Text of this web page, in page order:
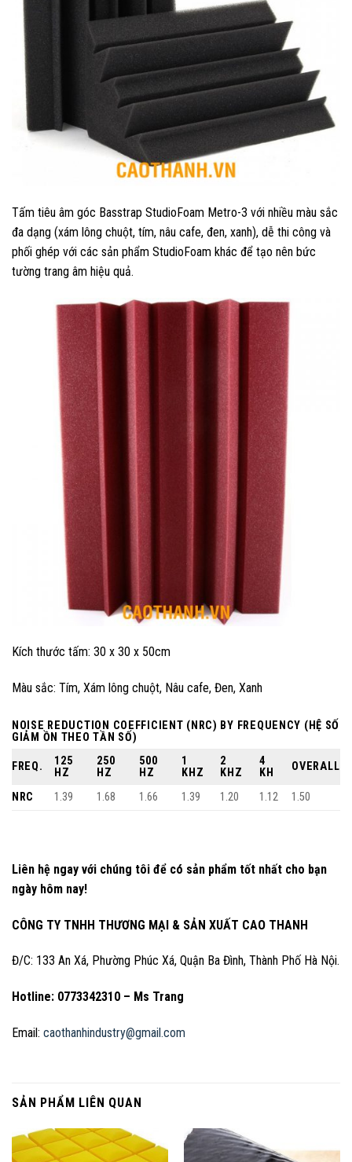
Tấm tiêu âm góc Basstrap StudioFoam Metro-3 với nhiều màu sắc
đa dạng (xám lông chuột, tím, nâu cafe, đen, xanh), dễ thi công và
phối ghép với các sản phẩm StudioFoam khác để tạo nên bức
tường trang âm hiệu quả.
Kích thước tấm: 30 x 30 x 50cm
Màu sắc: Tím, Xám lông chuột, Nâu cafe, Đen, Xanh
NOISE REDUCTION COEFFICIENT (NRC) BY FREQUENCY (HỆ SỐ
GIẢM ỒN THEO TẦN SỐ)
FREQ.
125
HZ
250
HZ
500
HZ
1
KHZ
2
KHZ
4
KH
OVERALL
NRC 1.39 1.68 1.66 1.39 1.20 1.12 1.50
Liên hệ ngay với chúng tôi để có sản phẩm tốt nhất cho bạn
ngày hôm nay!
CÔNG TY TNHH THƯƠNG MẠI & SẢN XUẤT CAO THANH
Đ/C: 133 An Xá, Phường Phúc Xá, Quận Ba Đình, Thành Phố Hà Nội.
Hotline: 0773342310 – Ms Trang
Email: caothanhindustry@gmail.com
SẢN PHẨM LIÊN QUAN